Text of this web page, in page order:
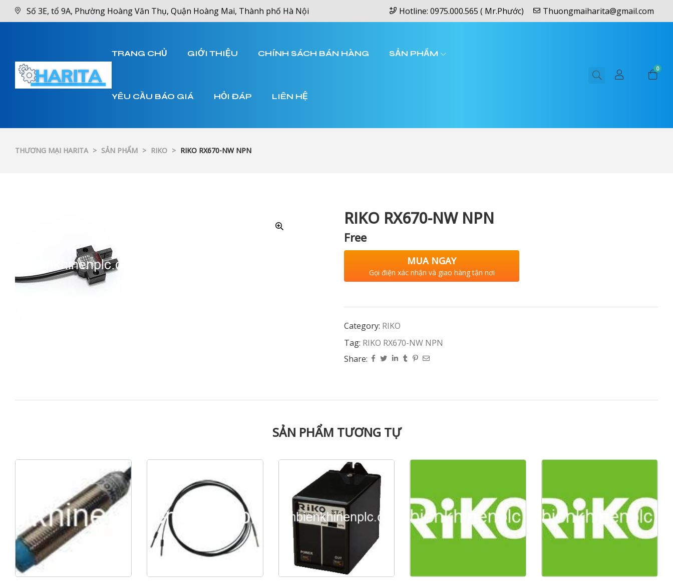
Số 3E, tổ 9A, Phường Hoàng Văn Thụ, Quận Hoàng Mai, Thành phố Hà Nội Hotline: 0975.000.565 ( Mr.Phước) Thuongmaiharita@gmail.com
TRANG CHỦ GIỚI THIỆU CHÍNH SÁCH BÁN HÀNG SẢN PHẨM
YÊU CẦU BÁO GIÁ HỎI ĐÁP LIÊN HỆ
0
THƯƠNG MẠI HARITA > SẢN PHẨM > RIKO > RIKO RX670-NW NPN
RIKO RX670-NW NPN
Free
MUA NGAY
Gọi điện xác nhận và giao hàng tận nơi
Category: RIKO
Tag: RIKO RX670-NW NPN
Share:
SẢN PHẨM TƯƠNG TỰ